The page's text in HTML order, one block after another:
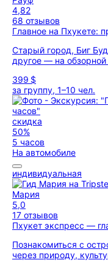
4,82
68 отзывов
Главное на Пхукете:
Старый город, Биг
другое — на
399 $
за группу, 1–10 чел.
скидка
50%
5 часов
На автомобиле
индивидуальная
Мария
5,0
17 отзывов
Пхукет экспресс —
Познакомиться с
через природу,